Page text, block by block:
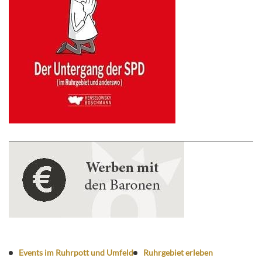
Events im Ruhrpott und Umfeld Ruhrgebiet erleben